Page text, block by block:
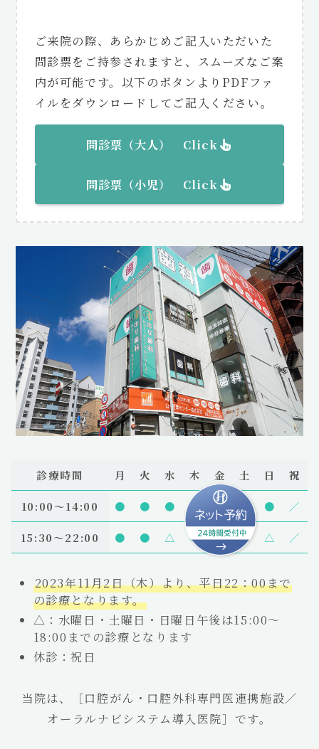
ご来院の際、あらかじめご記入いただいた
問診票をご持参されますと、スムーズなご案
内が可能です。以下のボタンよりPDFファ
イルをダウンロードしてご記入ください。
問診票（大人） Click
問診票（小児） Click
診療時間 月 火 水 木 金 土 日 祝
10:00〜14:00 ● ● ● ● ● ● ● ／
15:30～22:00 ● ● △ ● ● △ △ ／
2023年11月2日（木）より、平日22：00まで
の診療となります。
△：水曜日・土曜日・日曜日午後は15:00～
18:00までの診療となります
休診：祝日
当院は、［口腔がん・口腔外科専門医連携施設／
オーラルナビシステム導入医院］です。